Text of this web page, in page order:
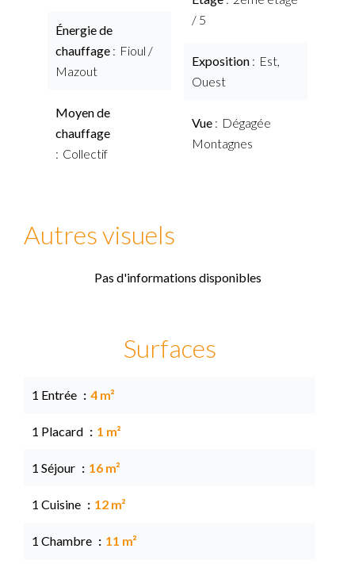
Énergie de
chauffage
Fioul /
Mazout
Moyen de
chauffage
Collectif
/ 5
Exposition
Est,
Ouest
Vue
Dégagée
Montagnes
Autres visuels
Pas d'informations disponibles
Surfaces
1 Entrée 4 m²
1 Placard 1 m²
1 Séjour 16 m²
1 Cuisine 12 m²
1 Chambre 11 m²